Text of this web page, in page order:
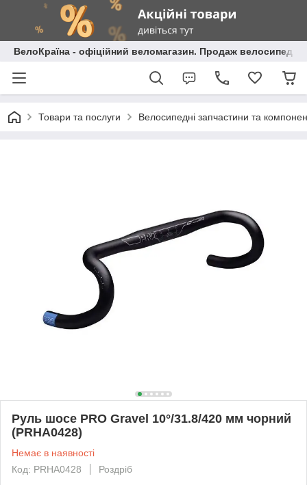
ВелоКраїна - офіційний веломагазин. Продаж велосипедів
Товари та послуги Велосипедні запчастини та
Руль шосе PRO Gravel 10°/31.8/420 мм чорний
(PRHA0428)
Немає в наявності
Код: PRHA0428
Роздріб